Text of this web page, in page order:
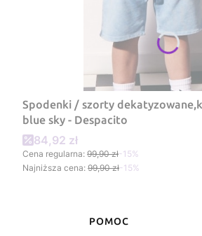
Spodenki / szorty
blue sky - Despacito
Cena promocyjna
84,92 zł
Cena regularna: 99,90 zł-15%
Najniższa cena: 99,90 zł-15%
Linki w stopce
POMOC